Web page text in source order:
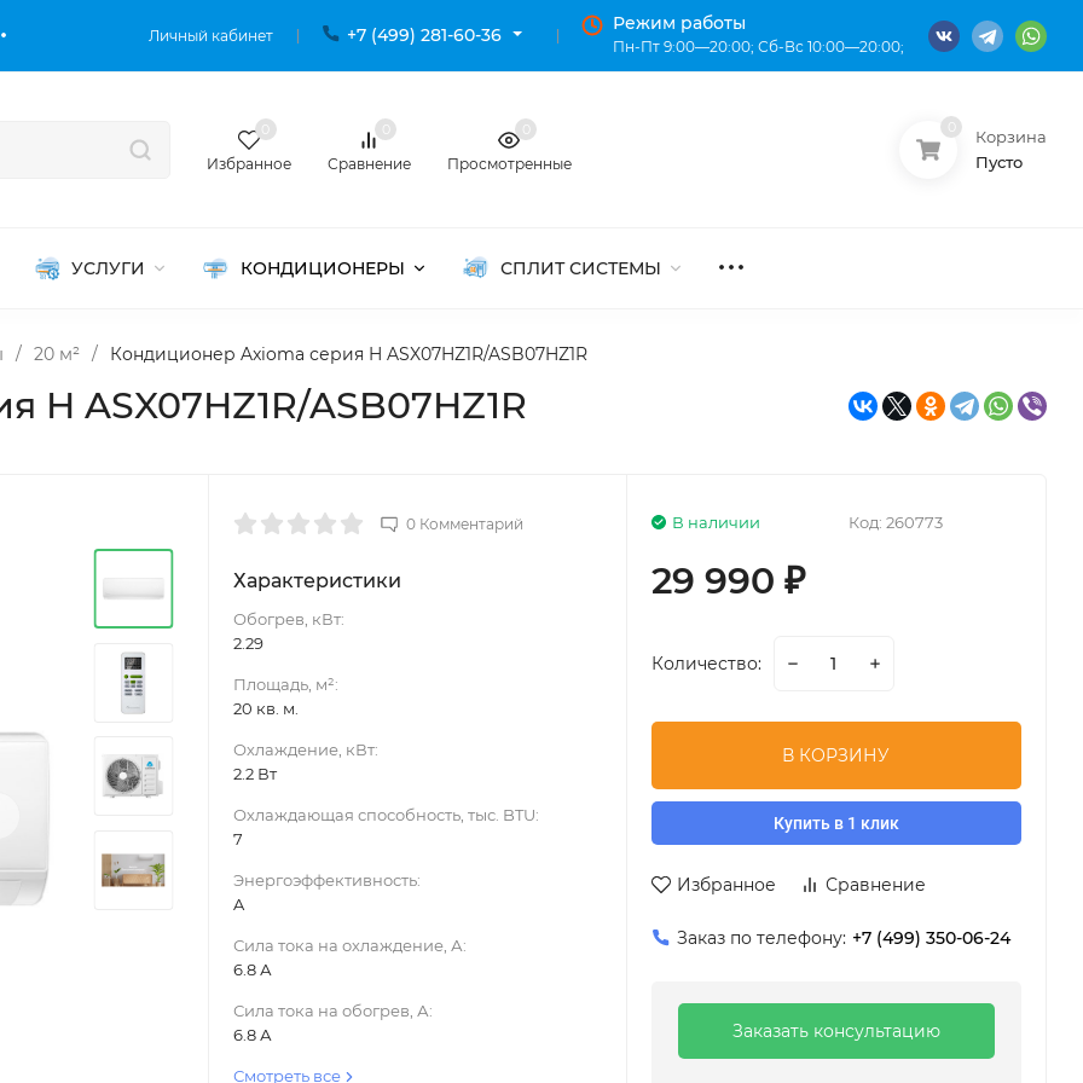
Личный кабинет +7 (499) 281-60-36
Режим работы
Пн-Пт 9:00—20:00; Сб-Вс 10:00—20:00;
Избранное Сравнение Просмотренные
Корзина
Пусто
УСЛУГИ КОНДИЦИОНЕРЫ СПЛИТ СИСТЕМЫ
/ 20 м² / Кондиционер Axioma серия H ASX07HZ1R/ASB07HZ1R
ASX07HZ1R/ASB07HZ1R
0 Комментарий
Характеристики
Обогрев, кВт:
2.29
Площадь, м²:
20 кв. м.
Охлаждение, кВт:
2.2 Вт
Охлаждающая способность, тыс. BTU:
7
Энергоэффективность:
A
Сила тока на охлаждение, А:
6.8 А
Сила тока на обогрев, А:
6.8 А
Смотреть все
Код: 260773
В наличии
29 990 ₽
Количество:
В КОРЗИНУ
Купить в 1 клик
Избранное Сравнение
Заказ по телефону: +7 (499) 350-06-24
Заказать консультацию